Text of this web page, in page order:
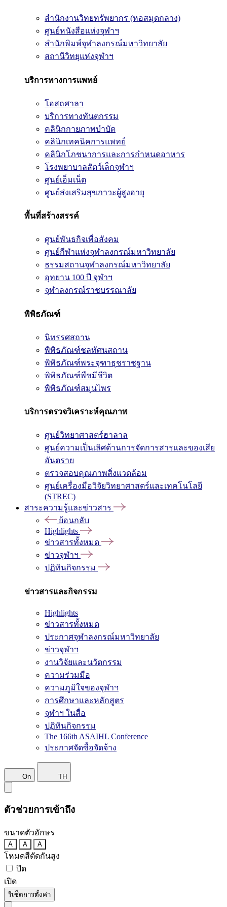
สำนักงานวิทยทรัพยากร (หอสมุดกลาง)
ศูนย์หนังสือแห่งจุฬาฯ
สำนักพิมพ์จุฬาลงกรณ์มหาวิทยาลัย
สถานีวิทยุแห่งจุฬาฯ
บริการทางการแพทย์
โอสถศาลา
บริการทางทันตกรรม
คลินิกกายภาพบำบัด
คลินิกเทคนิคการแพทย์
คลินิกโภชนาการและการกำหนดอาหาร
โรงพยาบาลสัตว์เล็กจุฬาฯ
ศูนย์เอ็มเน็ต
ศูนย์ส่งเสริมสุขภาวะผู้สูงอายุ
พื้นที่สร้างสรรค์
ศูนย์พันธกิจเพื่อสังคม
ศูนย์กีฬาแห่งจุฬาลงกรณ์มหาวิทยาลัย
ธรรมสถานจุฬาลงกรณ์มหาวิทยาลัย
อุทยาน 100 ปี จุฬาฯ
จุฬาลงกรณ์ราชบรรณาลัย
พิพิธภัณฑ์
นิทรรศสถาน
พิพิธภัณฑ์ชลทัศนสถาน
พิพิธภัณฑ์พระจุฑาธุชราชฐาน
พิพิธภัณฑ์พืชมีชีวิต
พิพิธภัณฑ์สมุนไพร
บริการตรวจวิเคราะห์คุณภาพ
ศูนย์วิทยาศาสตร์ฮาลาล
ศูนย์ความเป็นเลิศด้านการจัดการสารและของเสีย
อันตราย
ตรวจสอบคุณภาพสิ่งแวดล้อม
ศูนย์เครื่องมือวิจัยวิทยาศาสตร์และเทคโนโลยี
(STREC)
สาระความรู้และข่าวสาร
ย้อนกลับ
Highlights
ข่าวสารทั้งหมด
ข่าวจุฬาฯ
ปฏิทินกิจกรรม
ข่าวสารและกิจกรรม
Highlights
ข่าวสารทั้งหมด
ประกาศจุฬาลงกรณ์มหาวิทยาลัย
ข่าวจุฬาฯ
งานวิจัยและนวัตกรรม
ความร่วมมือ
ความภูมิใจของจุฬาฯ
การศึกษาและหลักสูตร
จุฬาฯ ในสื่อ
ปฏิทินกิจกรรม
The 166th ASAIHL Conference
ประกาศจัดซื้อจัดจ้าง
On TH
ตัวช่วยการเข้าถึง
ขนาดตัวอักษร
A A A
โหมดสีตัดกันสูง
ปิด
เปิด
รีเซ็ตการตั้งค่า